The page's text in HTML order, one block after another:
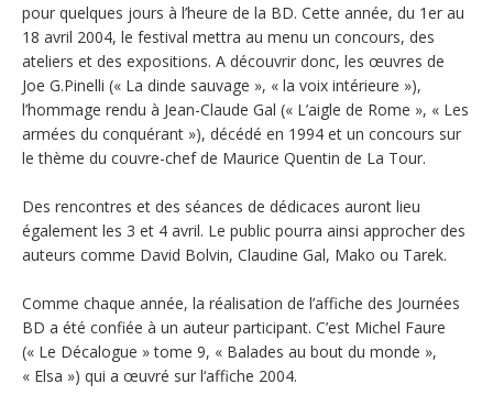
pour quelques jours à l’heure de la BD. Cette année, du 1er au
18 avril 2004, le festival mettra au menu un concours, des
ateliers et des expositions. A découvrir donc, les œuvres de
Joe G.Pinelli (« La dinde sauvage », « la voix intérieure »),
l’hommage rendu à Jean-Claude Gal (« L’aigle de Rome », « Les
armées du conquérant »), décédé en 1994 et un concours sur
le thème du couvre-chef de Maurice Quentin de La Tour.
Des rencontres et des séances de dédicaces auront lieu
également les 3 et 4 avril. Le public pourra ainsi approcher des
auteurs comme David Bolvin, Claudine Gal, Mako ou Tarek.
Comme chaque année, la réalisation de l’affiche des Journées
BD a été confiée à un auteur participant. C’est Michel Faure
(« Le Décalogue » tome 9, « Balades au bout du monde »,
« Elsa ») qui a œuvré sur l‘affiche 2004.